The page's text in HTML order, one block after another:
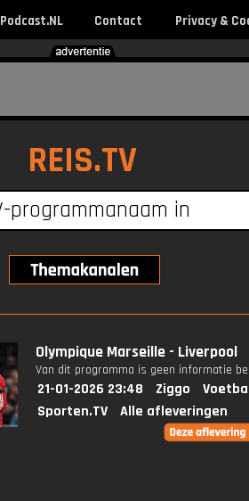
Podcast.NL Contact Privacy &
REIS.TV
Olympique Marseille - Liverpool
Van dit programma is geen informatie
21-01-2026 23:48 Ziggo
Sporten.TV
Alle afleveringen